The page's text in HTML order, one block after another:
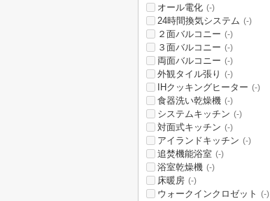
オール電化 (-)
24時間換気システム (-)
２面バルコニー (-)
３面バルコニー (-)
両面バルコニー (-)
外観タイル張り (-)
IHクッキングヒーター (-)
食器洗い乾燥機 (-)
システムキッチン (-)
対面式キッチン (-)
アイランドキッチン (-)
追焚機能浴室 (-)
浴室乾燥機 (-)
床暖房 (-)
ウォークインクロゼット (-)